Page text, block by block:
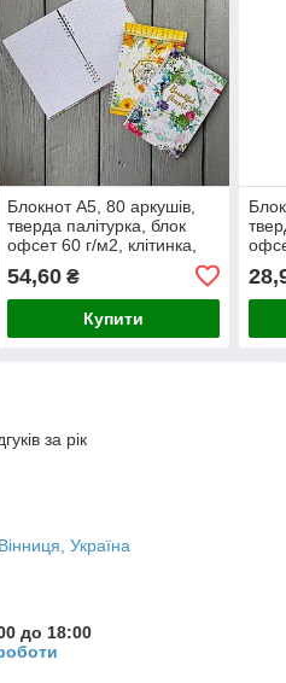
Блокнот А5, 80 аркушів,
тверда палітурка, блок
офсет 60 г/м2, клітинка,
54,60₴
Купити
за рік
Україна
до 18:00